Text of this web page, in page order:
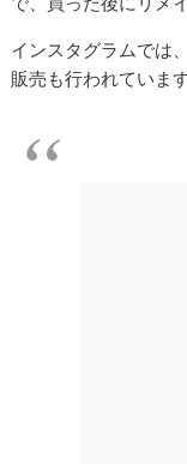
インスタグラムでは
販売も行われています